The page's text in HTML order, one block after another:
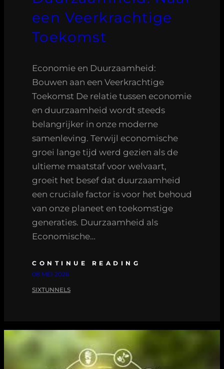
een Veerkrachtige
Toekomst
Economie en Duurzaamheid:
Bouwen aan een Veerkrachtige
Toekomst De relatie tussen economie
en duurzaamheid wordt steeds
belangrijker in onze moderne
samenleving. Terwijl economische
groei lange tijd werd gezien als de
ultieme maatstaf voor welvaart,
groeit het besef dat duurzaamheid
een cruciale factor is voor het behoud
van onze planeet en toekomstige
generaties. Duurzaamheid als
Economische…
CONTINUE READING
08 MEI 2026
SIXTUNNELS